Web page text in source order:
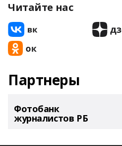
Читайте нас
Партнеры
Фотобанк
журналистов РБ